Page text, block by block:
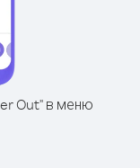
Out" в меню